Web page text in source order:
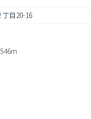
目20-16